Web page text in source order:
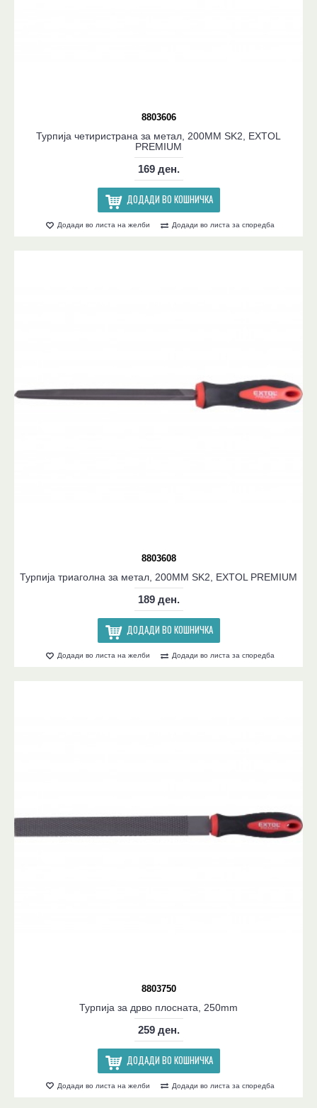
8803606
Турпија четиристрана за метал, 200MM SK2, EXTOL
PREMIUM
169 ден.
ДОДАДИ ВО КОШНИЧКА
Додади во листа на желби Додади во листа за споредба
8803608
Турпија триаголна за метал, 200MM SK2, EXTOL PREMIUM
189 ден.
ДОДАДИ ВО КОШНИЧКА
Додади во листа на желби Додади во листа за споредба
8803750
Турпија за дрво плосната, 250mm
259 ден.
ДОДАДИ ВО КОШНИЧКА
Додади во листа на желби Додади во листа за споредба